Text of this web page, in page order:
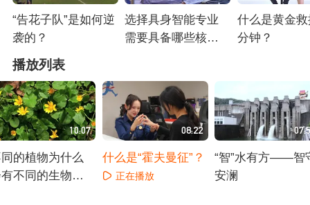
“告花子队”是如何逆
袭的？
正在播放
选择具身智能专业
需要具备哪些核心
什么是黄金救
分钟？
播放列表
10:07
的植物为什么
不同的生物钟
08:22
什么是“霍夫曼征”？
正在播放
“智”水有方——智
安澜